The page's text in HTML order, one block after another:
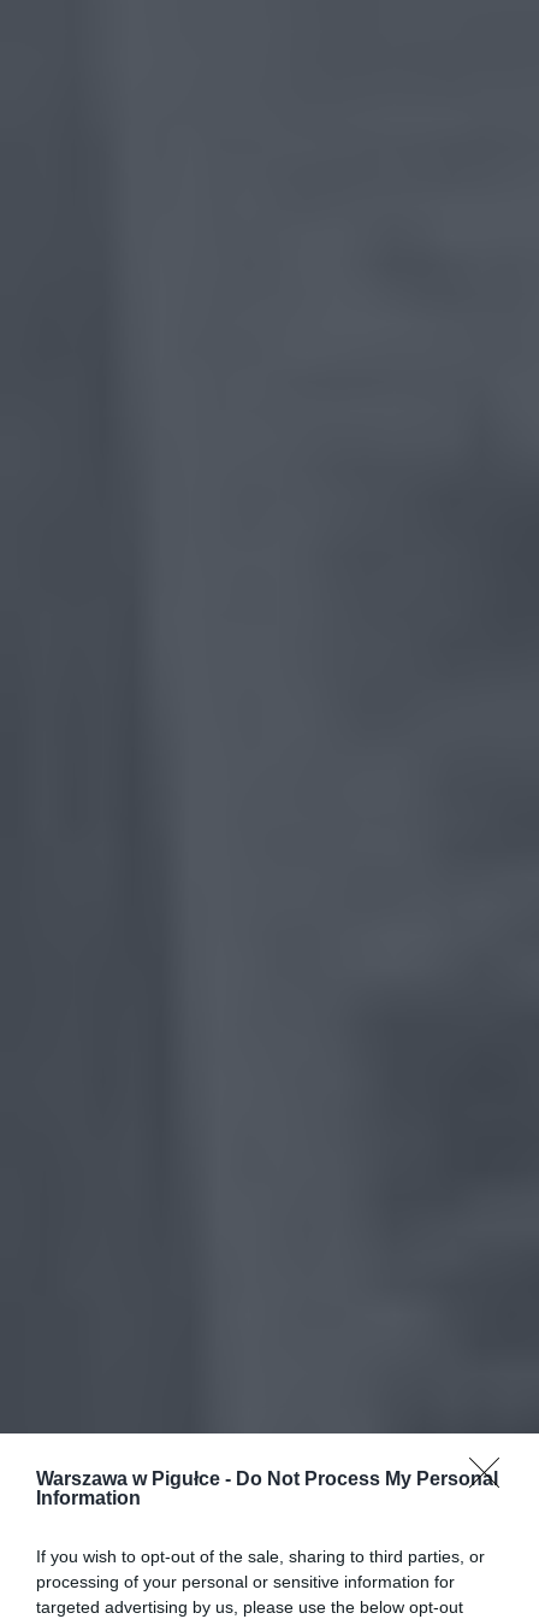
Warszawa w Pigułce - Do Not Process My Personal
Information
If you wish to opt-out of the sale, sharing to third parties, or
processing of your personal or sensitive information for
targeted advertising by us, please use the below opt-out